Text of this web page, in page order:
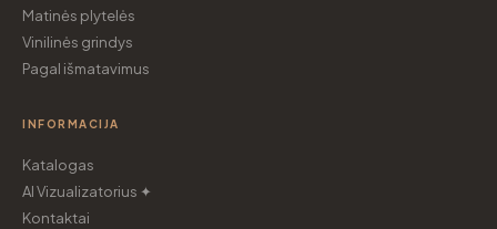
Matinės plytelės
Vinilinės grindys
Pagal išmatavimus
INFORMACIJA
Katalogas
AI Vizualizatorius ✦
Kontaktai